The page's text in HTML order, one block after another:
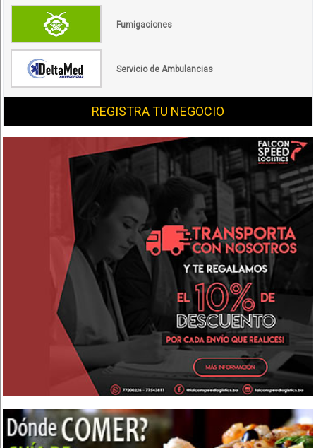
Fumigaciones
Servicio de Ambulancias
REGISTRA TU NEGOCIO